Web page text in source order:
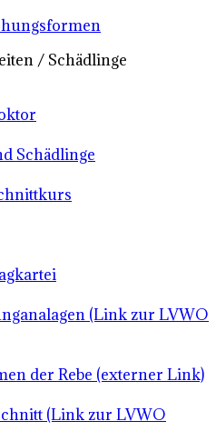
/ Schädlinge
Schädlinge
(Link zur LVWO
der Rebe (externer Link)
(Link zur LVWO